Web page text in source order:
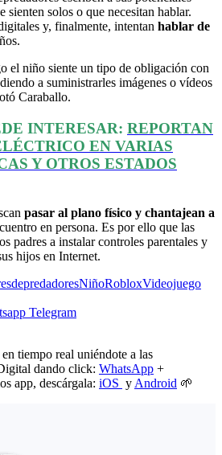
sienten solos o que necesitan hablar.
y, finalmente, intentan hablar de
el niño siente un tipo de obligación con
a suministrarles imágenes o vídeos
Caraballo.
INTERESAR: REPORTAN
EN VARIAS
Y OTROS ESTADOS
pasar al plano físico y chantajean a
en persona. Es por ello que las
padres a instalar controles parentales y
hijos en Internet.
depredadoresNiñoRobloxVideojuego
Telegram
tiempo real uniéndote a las
dando click: WhatsApp +
app, descárgala: iOS y Android 🌱